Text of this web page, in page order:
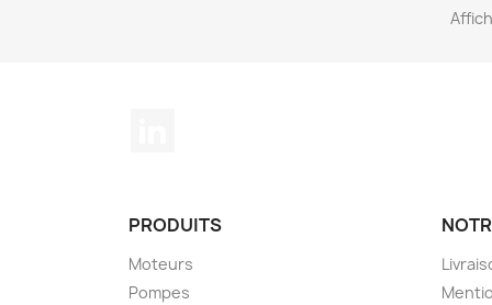
PRODUITS
Moteurs
Pompes